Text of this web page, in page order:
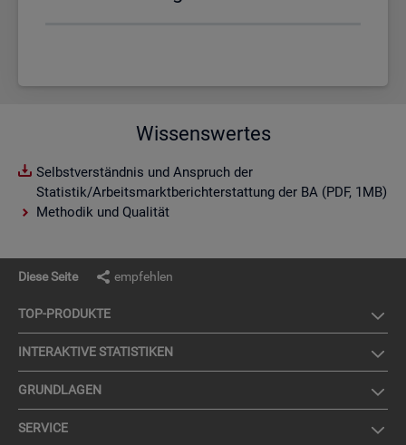
Wissenswertes
Selbstverständnis und Anspruch der
Statistik/Arbeitsmarktberichterstattung der BA (PDF, 1MB)
Methodik und Qualität
Diese Seite empfehlen
TOP-PRO­DUK­TE
IN­TER­AK­TI­VE STA­TIS­TI­KEN
GRUND­LA­GEN
SER­VICE